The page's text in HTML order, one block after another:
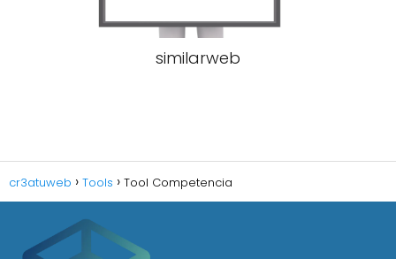
similarweb
cr3atuweb Tools Tool Competencia